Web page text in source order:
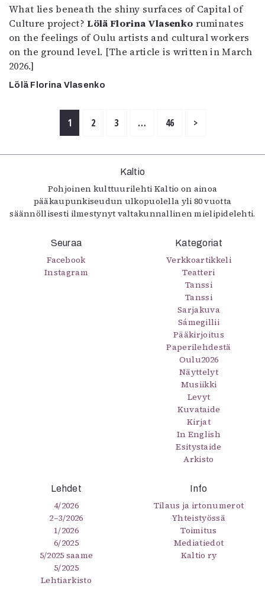
What lies beneath the shiny surfaces of Capital of
Culture project?Lölä Florina Vlasenko ruminates
on the feelings of Oulu artists and cultural workers
on the ground level. [The article is written in March
2026.]
Lölä Florina Vlasenko
1 2 3 … 46 >
Kaltio
Pohjoinen kulttuurilehti Kaltio on ainoa
pääkaupunkiseudun ulkopuolella yli 80 vuotta
säännöllisesti ilmestynyt valtakunnallinen mielipidelehti.
Seuraa
Facebook
Instagram
Kategoriat
Verkkoartikkeli
Teatteri
Tanssi
Tanssi
Sarjakuva
Sámegillii
Pääkirjoitus
Paperilehdestä
Oulu2026
Näyttelyt
Musiikki
Levyt
Kuvataide
Kirjat
In English
Esitystaide
Arkisto
Lehdet
4/2026
2–3/2026
1/2026
6/2025
5/2025 saame
5/2025
Lehtiarkisto
Info
Tilaus ja irtonumerot
Yhteistyössä
Toimitus
Mediatiedot
Kaltio ry